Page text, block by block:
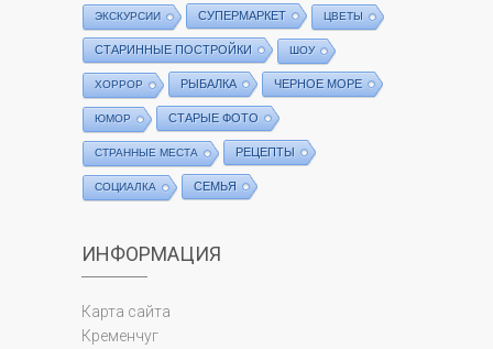
ЭКСКУРСИИ СУПЕРМАРКЕТ ЦВЕТЫ
СТАРИННЫЕ ПОСТРОЙКИ ШОУ
ХОРРОР РЫБАЛКА ЧЕРНОЕ МОРЕ
ЮМОР СТАРЫЕ ФОТО
СТРАННЫЕ МЕСТА РЕЦЕПТЫ
СОЦИАЛКА СЕМЬЯ
ИНФОРМАЦИЯ
Карта сайта
Кременчуг